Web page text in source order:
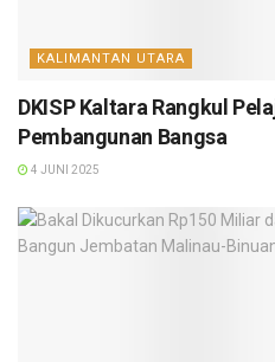
KALIMANTAN UTARA
DKISP Kaltara Rangkul
Pembangunan Bangsa
4 JUNI 2025